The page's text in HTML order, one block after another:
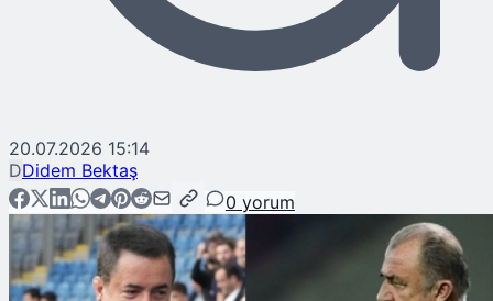
20.07.2026 15:14
DDidem Bektaş
0 yorum